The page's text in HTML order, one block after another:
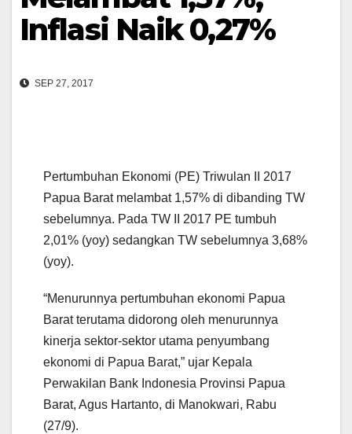
Inflasi Naik 0,27%
SEP 27, 2017
Pertumbuhan Ekonomi (PE) Triwulan II 2017
Papua Barat melambat 1,57% di dibanding TW
sebelumnya. Pada TW II 2017 PE tumbuh
2,01% (yoy) sedangkan TW sebelumnya 3,68%
(yoy).
“Menurunnya pertumbuhan ekonomi Papua
Barat terutama didorong oleh menurunnya
kinerja sektor-sektor utama penyumbang
ekonomi di Papua Barat,” ujar Kepala
Perwakilan Bank Indonesia Provinsi Papua
Barat, Agus Hartanto, di Manokwari, Rabu
(27/9).